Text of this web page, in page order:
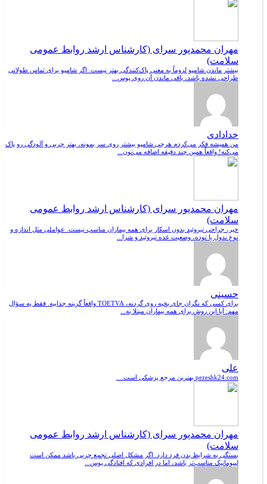
مهران محمدپور سرای (کارشناس ارشد روابط عمومی
سلامت)
بیشتر ماندن شامپو لزوماً به معنی پاک‌کنندگی بهتر نیست. اگر شامپو برای تماس طولانی
طراحی نشده باشد، باقی ماندن آن روی پوس...
خدادادی
من همیشه فکر می‌کردم هرچی شامپو بیشتر روی سر بمونه، بهتر چربی و آلودگی رو پاک
می‌کنه! واقعاً همین چند دقیقه اضافه می‌تون...
مهران محمدپور سرای (کارشناس ارشد روابط عمومی
سلامت)
خیر، جراحی تیروئید بدون اسکار برای همه بیماران مناسب نیست. عواملی مثل اندازه و
نوع ندول یا توده، وضعیت غده تیروئید و شرا...
حسینی
برای کسی که نگران جای بخیه روی گردنه، TOETVA واقعاً گزینه جذابیه. فقط یه سؤال
مهم: آیا این روش برای همه بیماران مبتلا به...
علی
pezeshk24.com بهترین مرجع پزشکی است....
مهران محمدپور سرای (کارشناس ارشد روابط عمومی
سلامت)
بستگی به شرایط بدن فرد دارد. اگر مشکل اصلی تجمع چربی باشد ممکن است
لیپوماتیک مناسب‌تر باشد، اما در افرادی که افتادگی پوس...